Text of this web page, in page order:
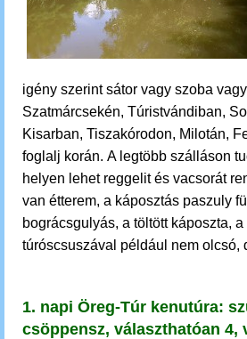
igény szerint sátor vagy szoba
Szatmárcsekén, Túristvándiban,
Kisarban, Tiszakórodon, Milotán,
foglalj korán. A legtöbb szálláson
helyen lehet reggelit és vacsorát
van étterem, a káposztás paszuly
bográcsgulyás, a töltött káposzta,
túróscsuszával például nem olcsó,
1. napi Öreg-Túr kenutúra:
csöppensz, választhatóan 4,